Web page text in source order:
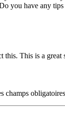
you have any
this. This is a great
champs